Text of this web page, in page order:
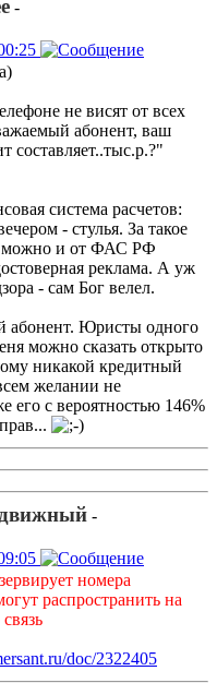
-
не висят от всех
абонент, ваш
составляет..тыс.р.?"
система расчетов:
- стулья. За такое
можно и от ФАС РФ
реклама. А уж
- сам Бог велел.
абонент. Юристы одного
можно сказать открыто
никакой кредитный
желании не
его с вероятностью 146%
-
номера
распространить на
doc/2322405